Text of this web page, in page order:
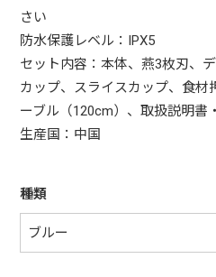
さい
防水保護レベル：IPX5
セット内容：本体、燕3枚刃、
カップ、スライスカップ、食材
ーブル（120cm）、取扱説明書
生産国：中国
種類